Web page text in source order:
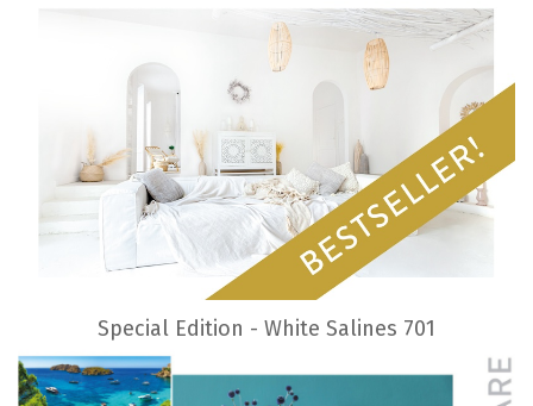
Special Edition - White Salines 701